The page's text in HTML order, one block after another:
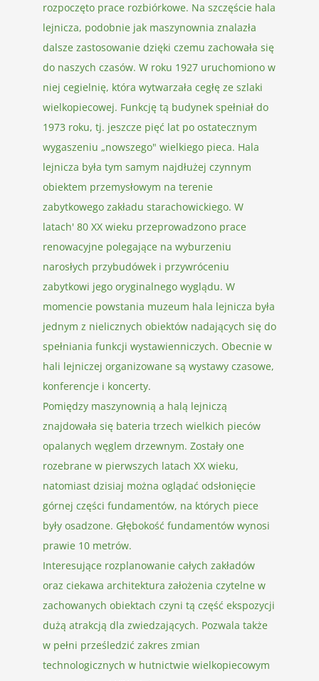
rozpoczęto prace rozbiórkowe. Na szczęście hala
lejnicza, podobnie jak maszynownia znalazła
dalsze zastosowanie dzięki czemu zachowała się
do naszych czasów. W roku 1927 uruchomiono w
niej cegielnię, która wytwarzała cegłę ze szlaki
wielkopiecowej. Funkcję tą budynek spełniał do
1973 roku, tj. jeszcze pięć lat po ostatecznym
wygaszeniu „nowszego" wielkiego pieca. Hala
lejnicza była tym samym najdłużej czynnym
obiektem przemysłowym na terenie
zabytkowego zakładu starachowickiego. W
latach' 80 XX wieku przeprowadzono prace
renowacyjne polegające na wyburzeniu
narosłych przybudówek i przywróceniu
zabytkowi jego oryginalnego wyglądu. W
momencie powstania muzeum hala lejnicza była
jednym z nielicznych obiektów nadających się do
spełniania funkcji wystawienniczych. Obecnie w
hali lejniczej organizowane są wystawy czasowe,
konferencje i koncerty.
Pomiędzy maszynownią a halą lejniczą
znajdowała się bateria trzech wielkich pieców
opalanych węglem drzewnym. Zostały one
rozebrane w pierwszych latach XX wieku,
natomiast dzisiaj można oglądać odsłonięcie
górnej części fundamentów, na których piece
były osadzone. Głębokość fundamentów wynosi
prawie 10 metrów.
Interesujące rozplanowanie całych zakładów
oraz ciekawa architektura założenia czytelne w
zachowanych obiektach czyni tą część ekspozycji
dużą atrakcją dla zwiedzających. Pozwala także
w pełni prześledzić zakres zmian
technologicznych w hutnictwie wielkopiecowym